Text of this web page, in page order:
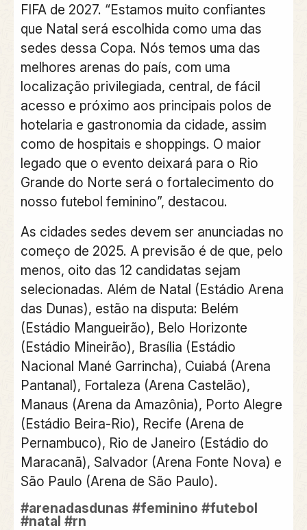
FIFA de 2027. “Estamos muito confiantes
que Natal será escolhida como uma das
sedes dessa Copa. Nós temos uma das
melhores arenas do país, com uma
localização privilegiada, central, de fácil
acesso e próximo aos principais polos de
hotelaria e gastronomia da cidade, assim
como de hospitais e shoppings. O maior
legado que o evento deixará para o Rio
Grande do Norte será o fortalecimento do
nosso futebol feminino”, destacou.
As cidades sedes devem ser anunciadas no
começo de 2025. A previsão é de que, pelo
menos, oito das 12 candidatas sejam
selecionadas. Além de Natal (Estádio Arena
das Dunas), estão na disputa: Belém
(Estádio Mangueirão), Belo Horizonte
(Estádio Mineirão), Brasília (Estádio
Nacional Mané Garrincha), Cuiabá (Arena
Pantanal), Fortaleza (Arena Castelão),
Manaus (Arena da Amazônia), Porto Alegre
(Estádio Beira-Rio), Recife (Arena de
Pernambuco), Rio de Janeiro (Estádio do
Maracanã), Salvador (Arena Fonte Nova) e
São Paulo (Arena de São Paulo).
#arenadasdunas #feminino #futebol
#natal #rn